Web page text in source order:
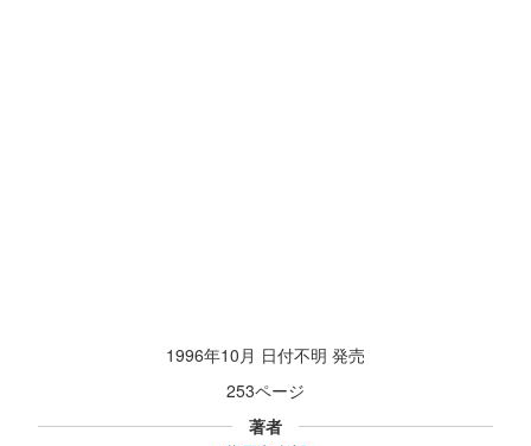
1996年10月 日付不明 発売
253ページ
著者